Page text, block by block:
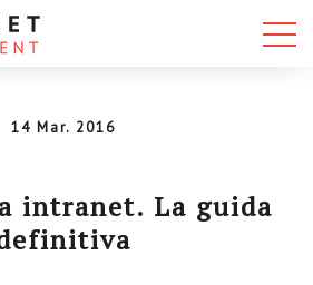
14 Mar. 2016
intranet. La guida